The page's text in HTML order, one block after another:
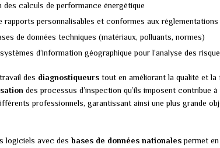
des calculs de performance énergétique
rapports personnalisables et conformes aux réglementations
de données techniques (matériaux, polluants, normes)
d’information géographique pour l’analyse des
des diagnostiqueurs tout en améliorant la qualité et
des processus d’inspection qu’ils imposent contribue
professionnels, garantissant ainsi une plus grande
logiciels avec desbases de données nationalespermet